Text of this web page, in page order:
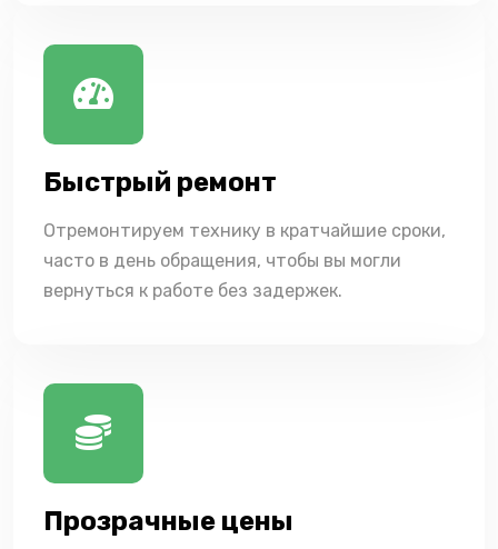
Быстрый ремонт
Отремонтируем технику в кратчайшие сроки,
часто в день обращения, чтобы вы могли
вернуться к работе без задержек.
Прозрачные цены